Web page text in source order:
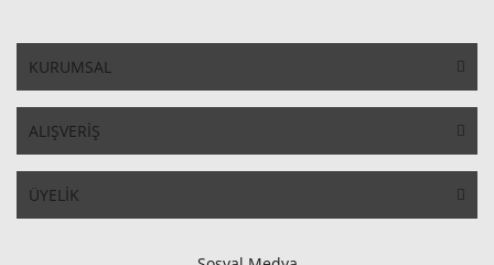
KURUMSAL
ALIŞVERİŞ
ÜYELİK